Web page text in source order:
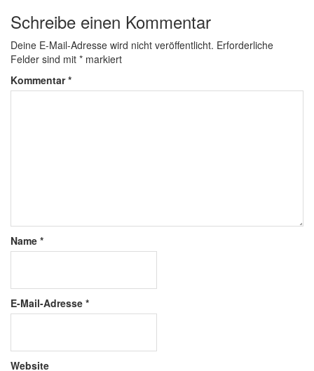
Schreibe einen Kommentar
Deine E-Mail-Adresse wird nicht veröffentlicht. Erforderliche
Felder sind mit * markiert
Kommentar*
Name *
E-Mail-Adresse *
Website